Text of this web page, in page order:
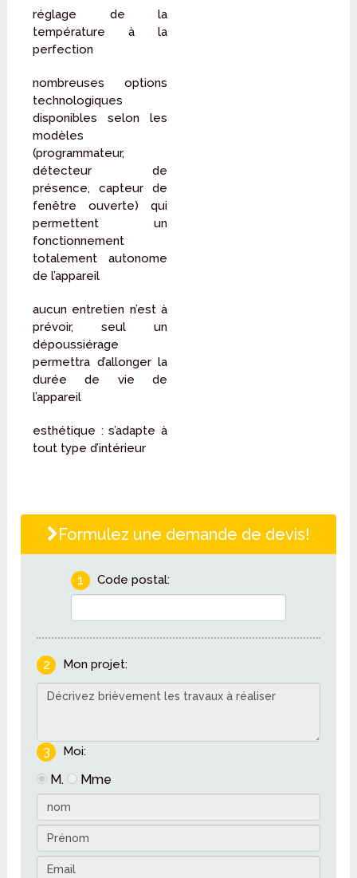
réglage de la
température à la
perfection
nombreuses options
technologiques
disponibles selon les
modèles
(programmateur,
détecteur de
présence, capteur de
fenêtre ouverte) qui
permettent un
fonctionnement
totalement autonome
de l’appareil
aucun entretien n’est à
prévoir, seul un
dépoussiérage
permettra d’allonger la
durée de vie de
l’appareil
esthétique : s’adapte à
tout type d’intérieur
Formulez une demande de devis!
1 Code postal:
2 Mon projet:
3 Moi:
M. Mme